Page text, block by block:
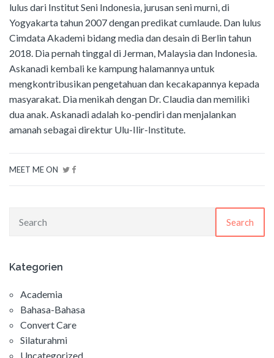
lulus dari Institut Seni Indonesia, jurusan seni murni, di
Yogyakarta tahun 2007 dengan predikat cumlaude. Dan lulus
Cimdata Akademi bidang media dan desain di Berlin tahun
2018. Dia pernah tinggal di Jerman, Malaysia dan Indonesia.
Askanadi kembali ke kampung halamannya untuk
mengkontribusikan pengetahuan dan kecakapannya kepada
masyarakat. Dia menikah dengan Dr. Claudia dan memiliki
dua anak. Askanadi adalah ko-pendiri dan menjalankan
amanah sebagai direktur Ulu-Ilir-Institute.
MEET ME ON
Search
Kategorien
Academia
Bahasa-Bahasa
Convert Care
Silaturahmi
Uncategorized